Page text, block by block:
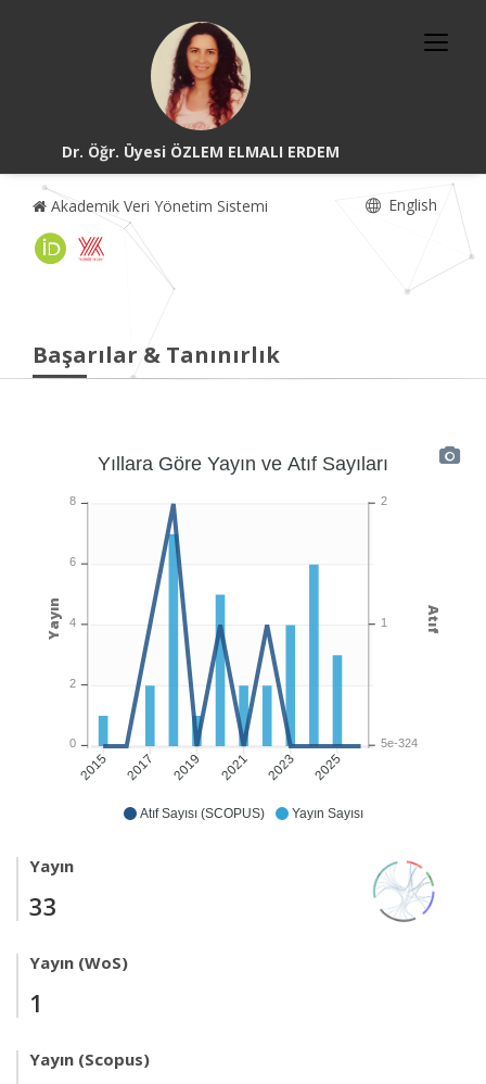
Dr. Öğr. Üyesi ÖZLEM ELMALI ERDEM
Akademik Veri Yönetim Sistemi English
Başarılar & Tanınırlık
Atıf Sayısı (SCOPUS) Yayın Sayısı
2015 2017 2019 2021 2023 2025
Yıllara Göre Yayın ve Atıf Sayıları
2
1
5e-324
Atıf
8
6
4
2
0
Yayın
Yayın
33
Yayın (WoS)
1
Yayın (Scopus)